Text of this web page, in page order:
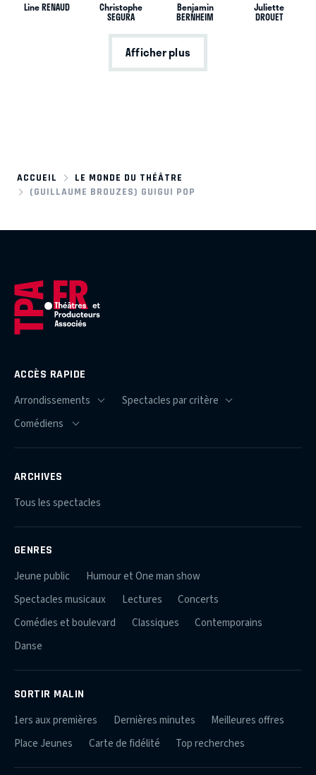
Line RENAUD Christophe
SEGURA
Benjamin
BERNHEIM
Juliette
DROUET
Afficher plus
ACCUEIL
LE MONDE DU THÉÂTRE
(GUILLAUME BROUZES) GUIGUI POP
ACCÈS RAPIDE
ARCHIVES
Tous les spectacles
GENRES
Jeune public
Humour et One man show
Spectacles musicaux
Lectures
Concerts
Comédies et boulevard
Classiques
Contemporains
Danse
SORTIR MALIN
1ers aux premières Dernières minutes
Meilleures offres
Place Jeunes
Carte de fidélité Top recherches